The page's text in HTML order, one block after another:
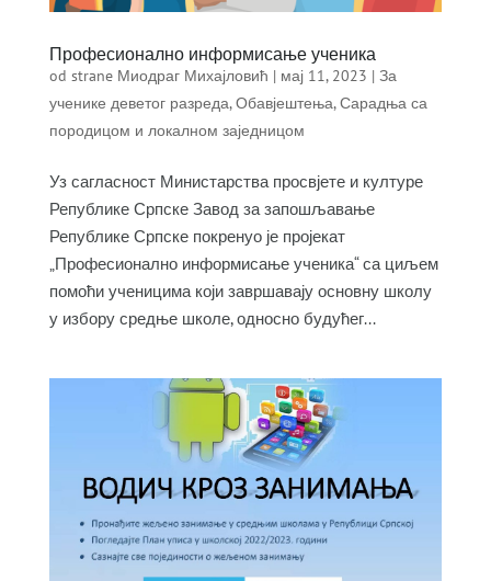
Професионално информисање ученика
od strane Миодраг Михајловић | мај 11, 2023 | За
ученике деветог разреда,Обавјештења,Сарадња са
породицом и локалном заједницом
Уз сагласност Министарства просвјете и културе
Републике Српске Завод за запошљавање
Републике Српске покренуо је пројекат
„Професионално информисање ученика“ са циљем
помоћи ученицима који завршавају основну школу
у избору средње школе, односно будућег...